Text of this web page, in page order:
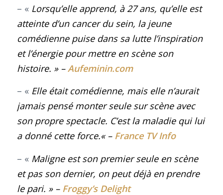
– « Lorsqu’elle apprend, à 27 ans, qu’elle est
atteinte d’un cancer du sein, la jeune
comédienne puise dans sa lutte l’inspiration
et l’énergie pour mettre en scène son
histoire. » –Aufeminin.com
– « Elle était comédienne, mais elle n’aurait
jamais pensé monter seule sur scène avec
son propre spectacle. C’est la maladie qui lui
a donné cette force.« – France TV Info
– « Maligne est son premier seule en scène
et pas son dernier, on peut déjà en prendre
le pari. » – Froggy’s Delight